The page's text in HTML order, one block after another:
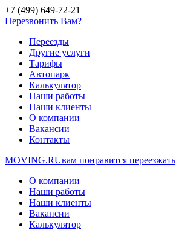
+7 (499) 649-72-21
Перезвонить Вам?
Переезды
Другие услуги
Тарифы
Автопарк
Калькулятор
Наши работы
Наши клиенты
О компании
Вакансии
Контакты
MOVING.RUвам понравится переезжать
О компании
Наши работы
Наши клиенты
Вакансии
Калькулятор